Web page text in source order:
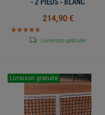
214,90 €
★★★★★
★★★★★
Livraison gratuite
Livraison gratuite